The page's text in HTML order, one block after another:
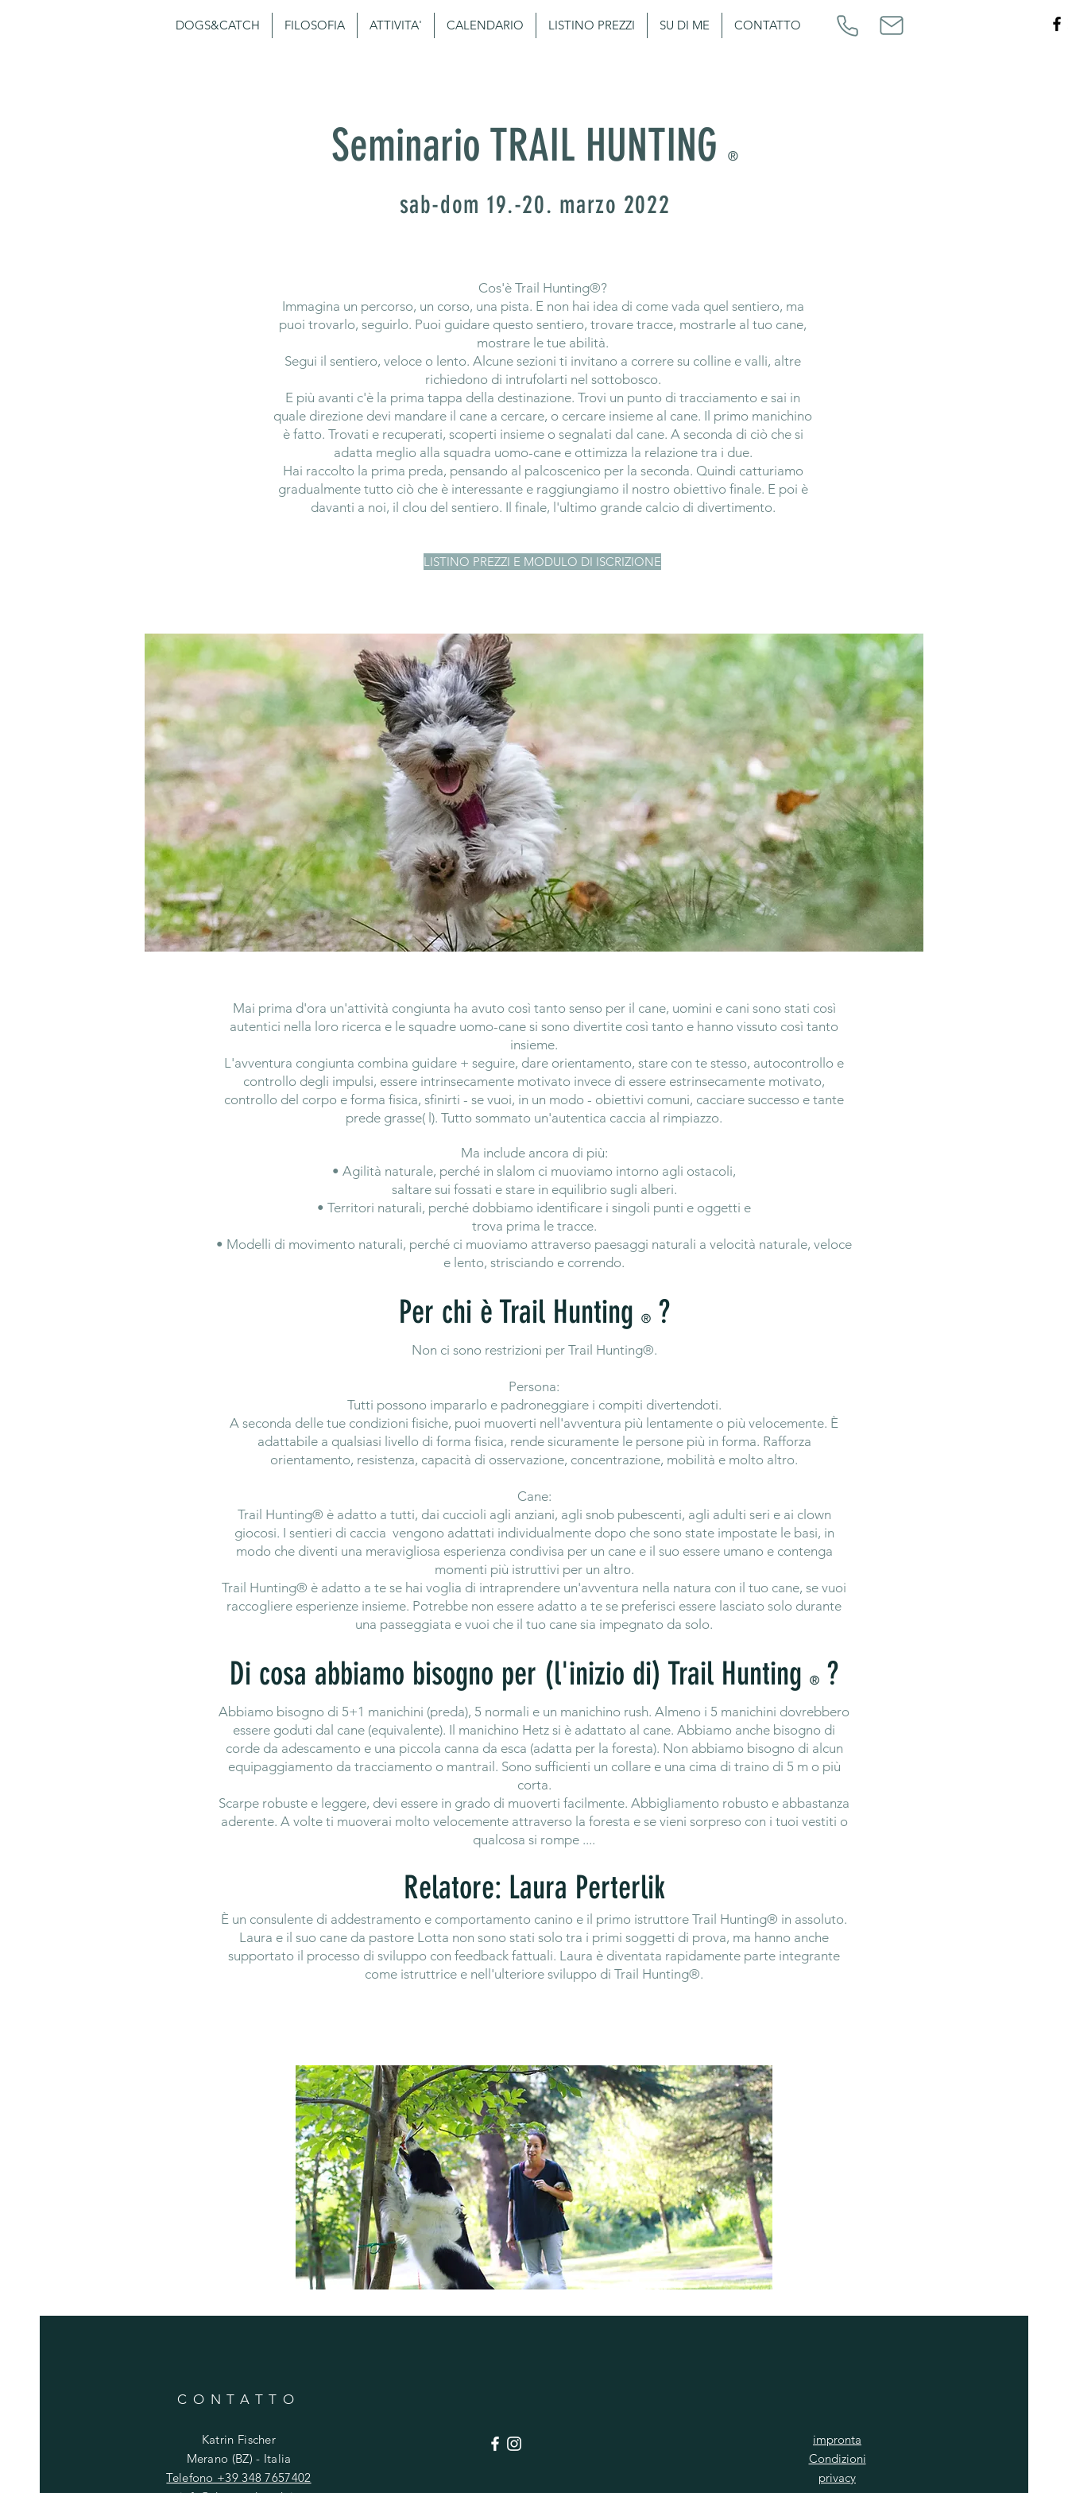
DOGS&CATCH FILOSOFIA ATTIVITA' CALENDARIO LISTINO PREZZI SU DI ME CONTATTO
Seminario TRAIL HUNTING ®
sab-dom 19.-20. marzo 2022
Cos'è Trail Hunting®?
Immagina un percorso, un corso, una pista. E non hai idea di come vada quel sentiero, ma
puoi trovarlo, seguirlo. Puoi guidare questo sentiero, trovare tracce, mostrarle al tuo cane,
mostrare le tue abilità.
Segui il sentiero, veloce o lento. Alcune sezioni ti invitano a correre su colline e valli, altre
richiedono di intrufolarti nel sottobosco.
E più avanti c'è la prima tappa della destinazione. Trovi un punto di tracciamento e sai in
quale direzione devi mandare il cane a cercare, o cercare insieme al cane. Il primo manichino
è fatto. Trovati e recuperati, scoperti insieme o segnalati dal cane. A seconda di ciò che si
adatta meglio alla squadra uomo-cane e ottimizza la relazione tra i due.
Hai raccolto la prima preda, pensando al palcoscenico per la seconda. Quindi catturiamo
gradualmente tutto ciò che è interessante e raggiungiamo il nostro obiettivo finale. E poi è
davanti a noi, il clou del sentiero. Il finale, l'ultimo grande calcio di divertimento.
LISTINO PREZZI E MODULO DI ISCRIZIONE
Mai prima d'ora un'attività congiunta ha avuto così tanto senso per il cane, uomini e cani sono stati così
autentici nella loro ricerca e le squadre uomo-cane si sono divertite così tanto e hanno vissuto così tanto
insieme.
L'avventura congiunta combina guidare + seguire, dare orientamento, stare con te stesso, autocontrollo e
controllo degli impulsi, essere intrinsecamente motivato invece di essere estrinsecamente motivato,
controllo del corpo e forma fisica, sfinirti - se vuoi, in un modo - obiettivi comuni, cacciare successo e tante
prede grasse( l). Tutto sommato un'autentica caccia al rimpiazzo.
Ma include ancora di più:
• Agilità naturale, perché in slalom ci muoviamo intorno agli ostacoli,
saltare sui fossati e stare in equilibrio sugli alberi.
• Territori naturali, perché dobbiamo identificare i singoli punti e oggetti e
trova prima le tracce.
• Modelli di movimento naturali, perché ci muoviamo attraverso paesaggi naturali a velocità naturale, veloce
e lento, strisciando e correndo.
Per chi è Trail Hunting ®?
Non ci sono restrizioni per Trail Hunting®.
Persona:
Tutti possono impararlo e padroneggiare i compiti divertendoti.
A seconda delle tue condizioni fisiche, puoi muoverti nell'avventura più lentamente o più velocemente. È
adattabile a qualsiasi livello di forma fisica, rende sicuramente le persone più in forma. Rafforza
orientamento, resistenza, capacità di osservazione, concentrazione, mobilità e molto altro.
Cane:
Trail Hunting® è adatto a tutti, dai cuccioli agli anziani, agli snob pubescenti, agli adulti seri e ai clown
giocosi. I sentieri di caccia vengono adattati individualmente dopo che sono state impostate le basi, in
modo che diventi una meravigliosa esperienza condivisa per un cane e il suo essere umano e contenga
momenti più istruttivi per un altro.
Trail Hunting® è adatto a te se hai voglia di intraprendere un'avventura nella natura con il tuo cane, se vuoi
raccogliere esperienze insieme. Potrebbe non essere adatto a te se preferisci essere lasciato solo durante
una passeggiata e vuoi che il tuo cane sia impegnato da solo.
Di cosa abbiamo bisogno per (l'inizio di) Trail Hunting ® ?
Abbiamo bisogno di 5+1 manichini (preda), 5 normali e un manichino rush. Almeno i 5 manichini dovrebbero
essere goduti dal cane (equivalente). Il manichino Hetz si è adattato al cane. Abbiamo anche bisogno di
corde da adescamento e una piccola canna da esca (adatta per la foresta). Non abbiamo bisogno di alcun
equipaggiamento da tracciamento o mantrail. Sono sufficienti un collare e una cima di traino di 5 m o più
corta.
Scarpe robuste e leggere, devi essere in grado di muoverti facilmente. Abbigliamento robusto e abbastanza
aderente. A volte ti muoverai molto velocemente attraverso la foresta e se vieni sorpreso con i tuoi vestiti o
qualcosa si rompe ....
Relatore: Laura Perterlik
È un consulente di addestramento e comportamento canino e il primo istruttore Trail Hunting® in assoluto.
Laura e il suo cane da pastore Lotta non sono stati solo tra i primi soggetti di prova, ma hanno anche
supportato il processo di sviluppo con feedback fattuali. Laura è diventata rapidamente parte integrante
come istruttrice e nell'ulteriore sviluppo di Trail Hunting®.
CONTATTO
Katrin Fischer
Merano (BZ) - Italia
Telefono +39 348 7657402
impronta
Condizioni
privacy